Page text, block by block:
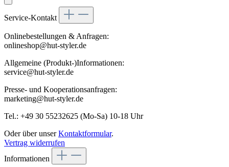
Service-Kontakt
Onlinebestellungen & Anfragen:
onlineshop@hut-styler.de
Allgemeine (Produkt-)Informationen:
service@hut-styler.de
Presse- und Kooperationsanfragen:
marketing@hut-styler.de
Tel.: +49 30 55232625 (Mo-Sa) 10-18 Uhr
Oder über unserKontaktformular.
Vertrag widerrufen
Informationen